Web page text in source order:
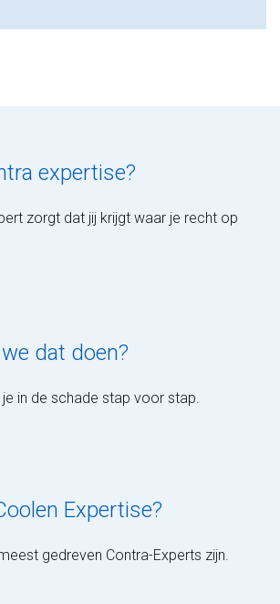
expertise?
zorgt dat jij krijgt waar je recht op
dat doen?
in de schade stap voor stap.
Expertise?
gedreven Contra-Experts zijn.